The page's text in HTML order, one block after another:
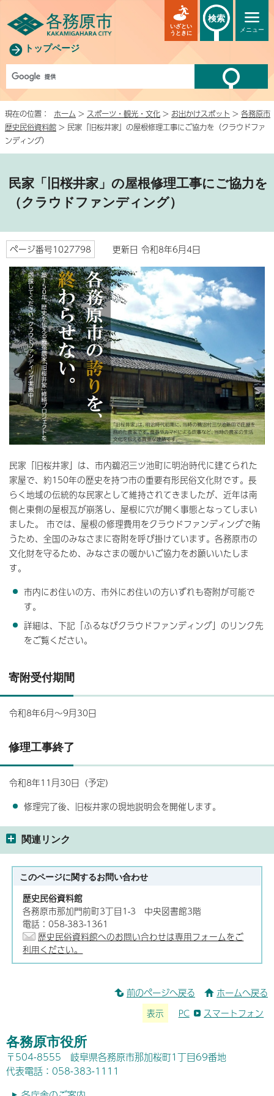
トップページ
メニュー
いざとい
うときに
検索
現在の位置： ホーム > スポーツ・観光・文化 > お出かけスポット > 各務原市
歴史民俗資料館 > 民家「旧桜井家」の屋根修理工事にご協力を（クラウドファ
ンディング）
民家「旧桜井家」の屋根修理工事にご協力を
（クラウドファンディング）
ページ番号1027798 更新日 令和8年6月4日
民家「旧桜井家」は、市内鵜沼三ツ池町に明治時代に建てられた
家屋で、約150年の歴史を持つ市の重要有形民俗文化財です。長
らく地域の伝統的な民家として維持されてきましたが、近年は南
側と東側の屋根瓦が崩落し、屋根に穴が開く事態となってしまい
ました。 市では、屋根の修理費用をクラウドファンディングで賄
うため、全国のみなさまに寄附を呼び掛けています。各務原市の
文化財を守るため、みなさまの暖かいご協力をお願いいたしま
す。
市内にお住いの方、市外にお住いの方いずれも寄附が可能で
す。
詳細は、下記「ふるなびクラウドファンディング」のリンク先
をご覧ください。
寄附受付期間
令和8年6月～9月30日
修理工事終了
令和8年11月30日（予定）
修理完了後、旧桜井家の現地説明会を開催します。
関連リンク
このページに関するお問い合わせ
歴史民俗資料館
各務原市那加門前町3丁目1-3 中央図書館3階
電話：058-383-1361
歴史民俗資料館へのお問い合わせは専用フォームをご
利用ください。
前のページへ戻る ホームへ戻る
表示 PC スマートフォン
各務原市役所
〒504-8555 岐阜県各務原市那加桜町1丁目69番地
代表電話：058-383-1111